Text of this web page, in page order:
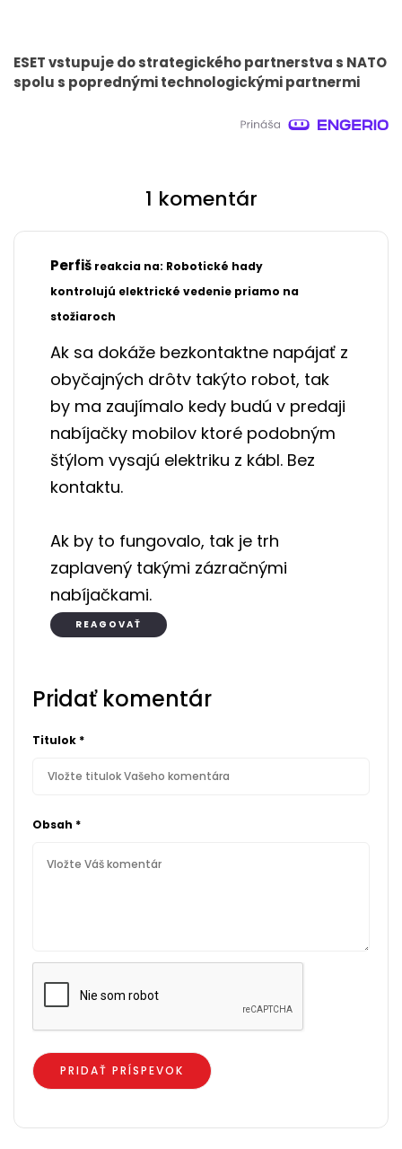
ESET vstupuje do strategického partnerstva s NATO
spolu s poprednými technologickými partnermi
1 komentár
Perfiš reakcia na: Robotické hady
kontrolujú elektrické vedenie priamo na
stožiaroch
Ak sa dokáže bezkontaktne napájať z
obyčajných drôtv takýto robot, tak
by ma zaujímalo kedy budú v predaji
nabíjačky mobilov ktoré podobným
štýlom vysajú elektriku z kábl. Bez
kontaktu.
Ak by to fungovalo, tak je trh
zaplavený takými zázračnými
nabíjačkami.
REAGOVAŤ
Pridať komentár
Titulok *
Obsah *